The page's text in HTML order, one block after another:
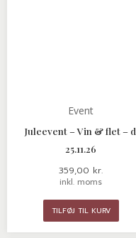
Event
Juleevent – Vin & flet – d.
25.11.26
359,00 kr.
inkl. moms
TILFØJ TIL KURV